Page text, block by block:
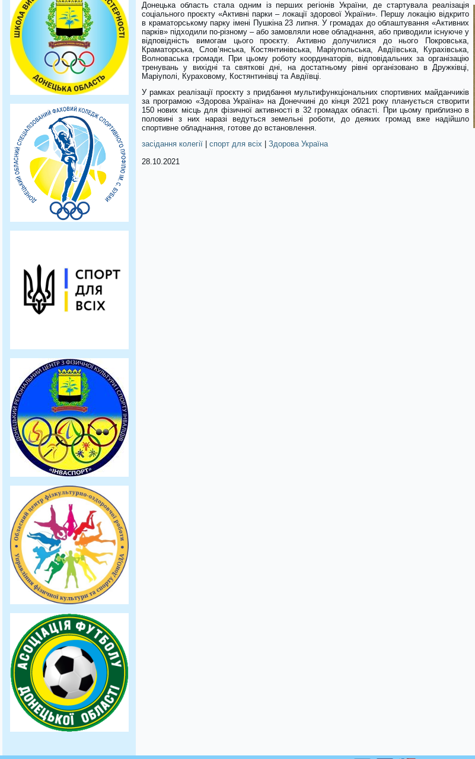
Донецька область стала одним із перших регіонів України, де стартувала реалізація
соціального проєкту «Активні парки – локації здорової України». Першу локацію відкрито
в краматорському парку імені Пушкіна 23 липня. У громадах до облаштування «Активних
парків» підходили по-різному – або замовляли нове обладнання, або приводили існуюче у
відповідність вимогам цього проєкту. Активно долучилися до нього Покровська,
Краматорська, Слов’янська, Костянтинівська, Маріупольська, Авдіївська, Курахівська,
Волноваська громади. При цьому роботу координаторів, відповідальних за організацію
тренувань у вихідні та святкові дні, на достатньому рівні організовано в Дружківці,
Маріуполі, Кураховому, Костянтинівці та Авдіївці.
У рамках реалізації проєкту з придбання мультифункціональних спортивних майданчиків
за програмою «Здорова Україна» на Донеччині до кінця 2021 року планується створити
150 нових місць для фізичної активності в 32 громадах області. При цьому приблизно в
половині з них наразі ведуться земельні роботи, до деяких громад вже надійшло
спортивне обладнання, готове до встановлення.
засідання колегії
спорт для всіх
Здорова Україна
28.10.2021